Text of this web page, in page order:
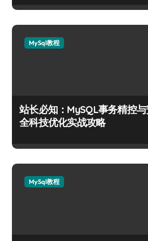
MySql教程
站长必知：MySQL事务精控
全科技优化实战攻略
MySql教程